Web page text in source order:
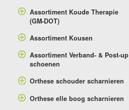
Assortiment Koude Therapie
(GM-DOT)
Assortiment Kousen
Assortiment Verband- & Post-up
schoenen
Orthese schouder scharnieren
Orthese elle boog scharnieren